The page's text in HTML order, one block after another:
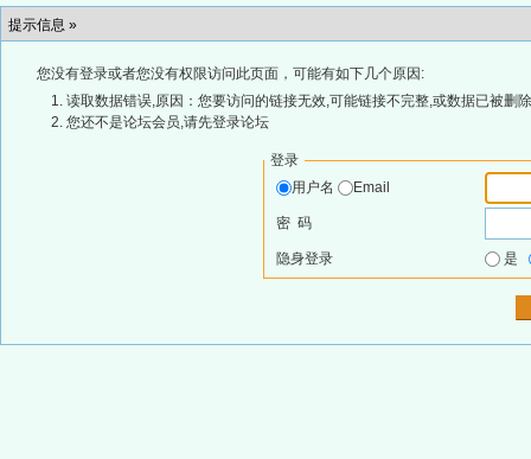
提示信息 »
您没有登录或者您没有权限访问此页面，可能有如下几个原因:
读取数据错误,原因：您要访问的链接无效,可能链接不完整,或数据已被删
您还不是论坛会员,请先登录论坛
登录
用户名
Email
密 码
隐身登录 是